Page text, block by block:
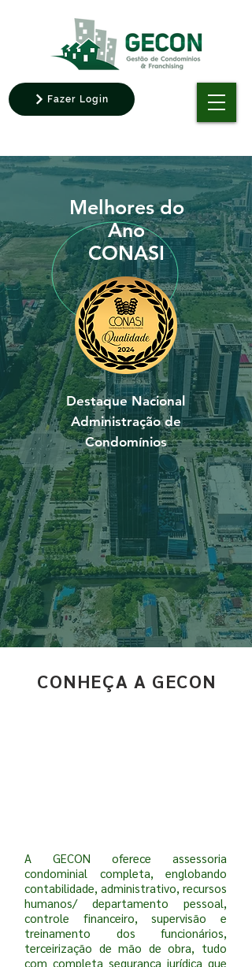
Fazer Login
Melhores do
Ano
CONASI
Destaque Nacional
Administração de
Condomínios
CONHEÇA A GECON
A GECON oferece assessoria
condominial completa, englobando
contabilidade, administrativo, recursos
humanos/ departamento pessoal,
controle financeiro, supervisão e
treinamento dos funcionários,
terceirização de mão de obra, tudo
com completa segurança jurídica que